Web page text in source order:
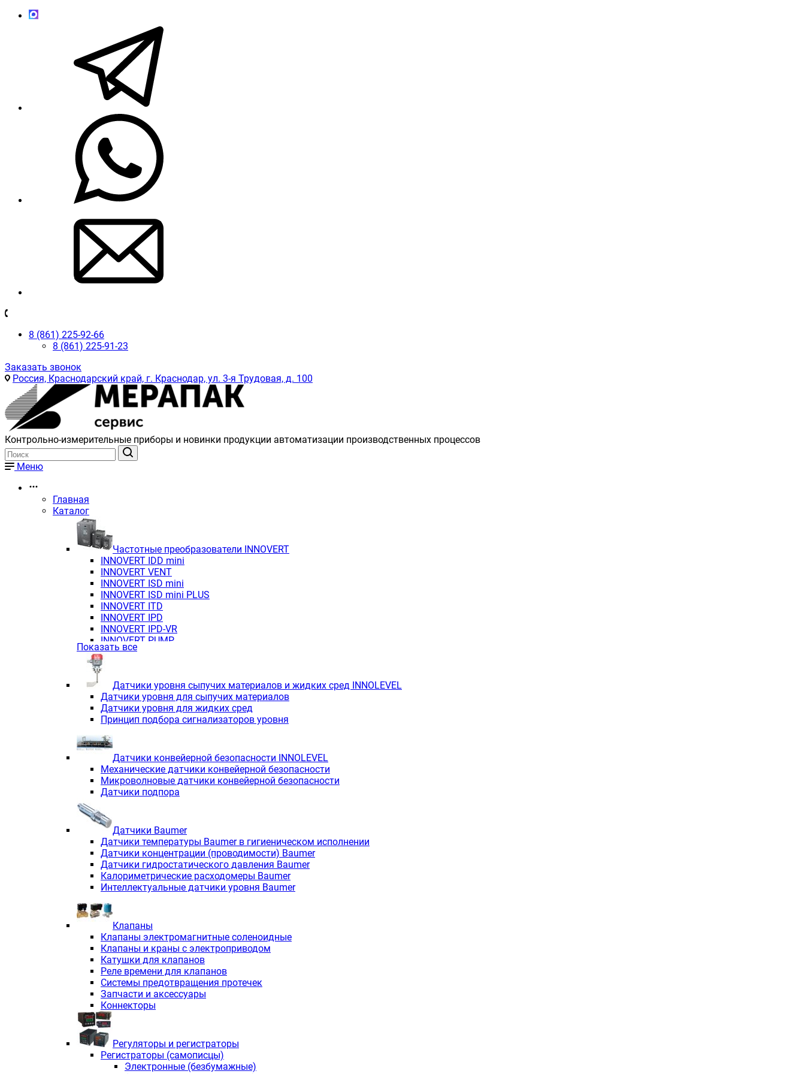
8 (861) 225-92-66
8 (861) 225-91-23
Заказать звонок
Россия, Краснодарский край, г. Краснодар, ул. 3-я Трудовая, д. 100
Контрольно-измерительные приборы и новинки продукции автоматизации производственных процессов
Меню
Главная
Каталог
Частотные преобразователи INNOVERT
INNOVERT IDD mini
INNOVERT VENT
INNOVERT ISD mini
INNOVERT ISD mini PLUS
INNOVERT ITD
INNOVERT IРD
INNOVERT IРD-VR
INNOVERT PUMP
Показать все
Датчики уровня сыпучих материалов и жидких сред INNOLEVEL
Датчики уровня для сыпучих материалов
Датчики уровня для жидких сред
Принцип подбора сигнализаторов уровня
Датчики конвейерной безопасности INNOLEVEL
Механические датчики конвейерной безопасности
Микроволновые датчики конвейерной безопасности
Датчики подпора
Датчики Baumer
Датчики температуры Baumer в гигиеническом исполнении
Датчики концентрации (проводимости) Baumer
Датчики гидростатического давления Baumer
Калориметрические расходомеры Baumer
Интеллектуальные датчики уровня Baumer
Клапаны
Клапаны электромагнитные соленоидные
Клапаны и краны с электроприводом
Катушки для клапанов
Реле времени для клапанов
Системы предотвращения протечек
Запчасти и аксессуары
Коннекторы
Регуляторы и регистраторы
Регистраторы (самописцы)
Электронные (безбумажные)